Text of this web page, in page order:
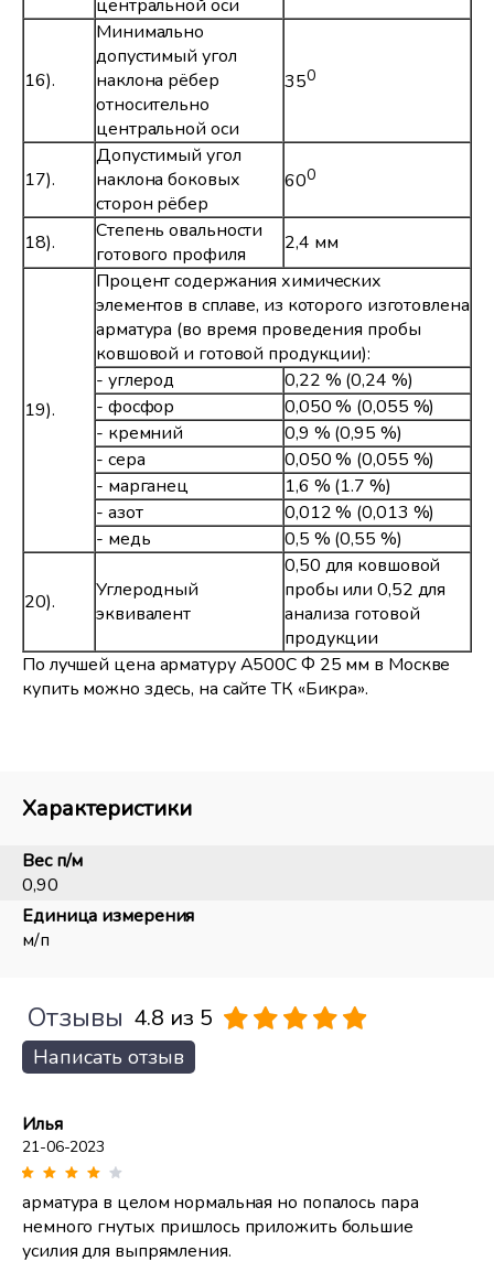
центральной оси
16).
Минимально
допустимый угол
наклона рёбер
относительно
центральной оси
350
17).
Допустимый угол
наклона боковых
сторон рёбер
600
18).
Степень овальности
готового профиля
2,4 мм
19).
Процент содержания химических
элементов в сплаве, из которого изготовлена
арматура (во время проведения пробы
ковшовой и готовой продукции):
- углерод
0,22 % (0,24 %)
- фосфор
0,050 % (0,055 %)
- кремний
0,9 % (0,95 %)
- сера
0,050 % (0,055 %)
- марганец
1,6 % (1.7 %)
- азот
0,012 % (0,013 %)
- медь
0,5 % (0,55 %)
20).
Углеродный
эквивалент
0,50 для ковшовой
пробы или 0,52 для
анализа готовой
продукции
По лучшей цена арматуру А500С Ф 25 мм в Москве
купить можно здесь, на сайте ТК «Бикра».
Характеристики
Вес п/м
0,90
Единица измерения
м/п
Отзывы 4.8 из 5
Написать отзыв
Илья
21-06-2023
арматура в целом нормальная но попалось пара
немного гнутых пришлось приложить большие
усилия для выпрямления.